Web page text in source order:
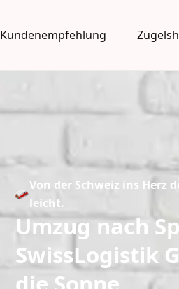
Kundenempfehlung
Von der Schweiz ins Herz
leicht.
Umzug nach
SwissLogistik